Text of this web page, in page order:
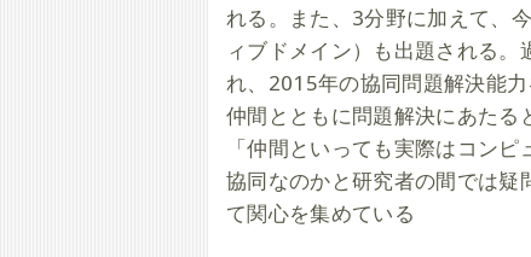
れる。また、3分野に加えて、
ィブドメイン）も出題される
れ、2015年の協同問題解決能
仲間とともに問題解決にあたる
「仲間といっても実際はコン
協同なのかと研究者の間では疑
て関心を集めている